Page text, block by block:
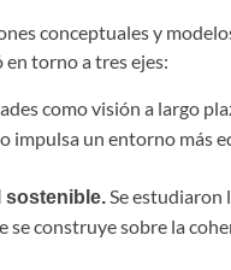
conceptuales y
torno a tres ejes:
como visión a largo
impulsa un entorno
sostenible. Se estudiaron
construye sobre la